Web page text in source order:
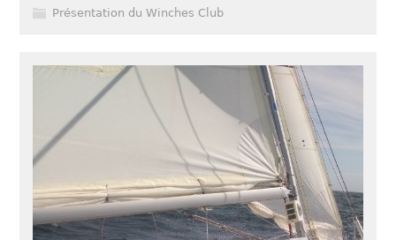
Présentation du Winches Club